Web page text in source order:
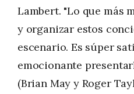
Lambert. "Lo que más
y organizar estos
escenario. Es súper
emocionante
(Brian May y Roger